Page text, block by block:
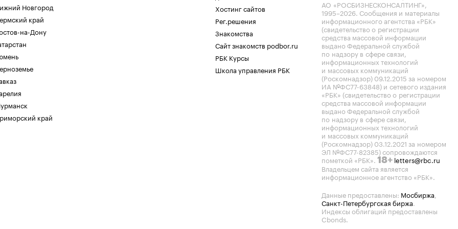
Новгород
край
на-Дону
край
Хостинг сайтов
Рег.решения
Знакомства
Сайт знакомств podbor.ru
РБК Курсы
Школа управления РБК
АО «РОСБИЗНЕСКОНСАЛТИНГ»,
1995–2026. Сообщения и материалы
информационного агентства «РБК»
(свидетельство о регистрации
средства массовой информации
выдано Федеральной службой
по надзору в сфере связи,
информационных технологий
и массовых коммуникаций
(Роскомнадзор) 09.12.2015 за номером
ИА №ФС77-63848) и сетевого издания
«РБК» (свидетельство о регистрации
средства массовой информации
выдано Федеральной службой
по надзору в сфере связи,
информационных технологий
и массовых коммуникаций
(Роскомнадзор) 03.12.2021 за номером
ЭЛ №ФС77-82385) сопровождаются
пометкой «РБК». 18+ letters@rbc.ru
Владельцем сайта является
информационное агентство «РБК».
Данные предоставлены: Мосбиржа,
Санкт-Петербургская биржа.
Индексы облигаций предоставлены
Cbonds.